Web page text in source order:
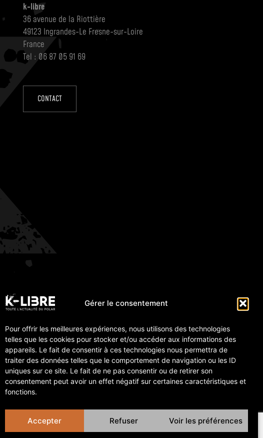
Gérer le consentement
Pour offrir les meilleures expériences, nous utilisons des technologies
telles que les cookies pour stocker et/ou accéder aux informations des
appareils. Le fait de consentir à ces technologies nous permettra de
traiter des données telles que le comportement de navigation ou les ID
uniques sur ce site. Le fait de ne pas consentir ou de retirer son
consentement peut avoir un effet négatif sur certaines caractéristiques et
fonctions.
Accepter Refuser Voir les préférences
k-libre
36 avenue de la Riottière
49123 Ingrandes-Le Fresne-sur-Loire
France
Tel : 06 87 05 91 69
CONTACT